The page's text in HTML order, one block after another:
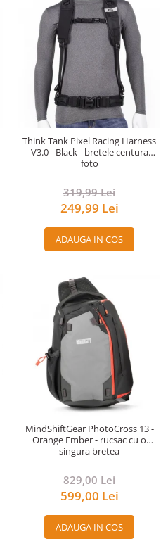
Think Tank Pixel Racing Harness
V3.0 - Black - bretele centura
foto
319,99 Lei
249,99 Lei
ADAUGA IN COS
MindShiftGear PhotoCross 13 -
Orange Ember - rucsac cu o
singura bretea
829,00 Lei
599,00 Lei
ADAUGA IN COS